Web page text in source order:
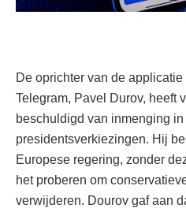
De oprichter van de
Telegram, Pavel Durov, heeft
beschuldigd van inmenging
presidentsverkiezingen. Hij
Europese regering, zonder
het proberen om
verwijderen. Dourov gaf aan